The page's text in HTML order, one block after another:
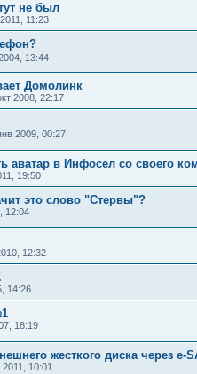
не был
11:23
13:44
Домолинк
2008, 22:17
2009, 00:27
аватар в Инфосел со своего
19:50
это слово "Стервы"?
12:04
12:32
14:26
18:19
жесткого диска через e-
10:01